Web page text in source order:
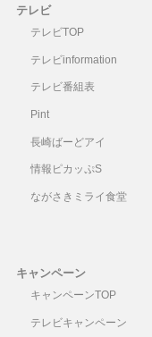
テレビ
テレビTOP
テレビinformation
テレビ番組表
Pint
長崎ばーどアイ
情報ピカッぷS
ながさきミライ食堂
キャンペーン
キャンペーンTOP
テレビキャンペーン